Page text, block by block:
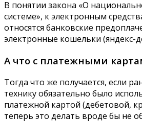
В понятии закона «О
системе», к электронным
относятся банковские
электронные кошельки (яндекс-
А что с платежными
Тогда что же получается, если
технику обязательно было
платежной картой (дебетовой,
теперь это делать вроде бы не